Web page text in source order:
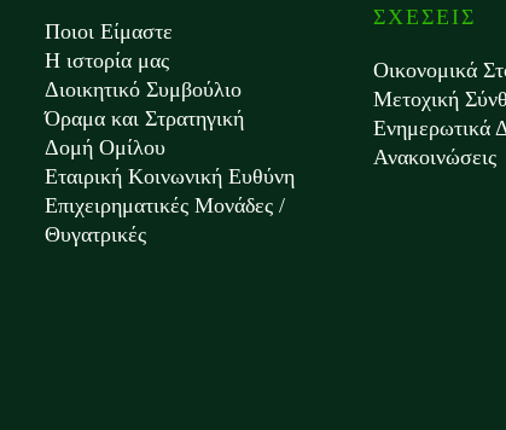
Ποιοι Είμαστε
Η ιστορία μας
Διοικητικό Συμβούλιο
Όραμα και Στρατηγική
Δομή Ομίλου
Εταιρική Κοινωνική Ευθύνη
Επιχειρηματικές Μονάδες /
Θυγατρικές
ΣΧΕΣΕΙΣ
Οικονομικά
Μετοχική
Ενημερωτικά
Ανακοινώσεις